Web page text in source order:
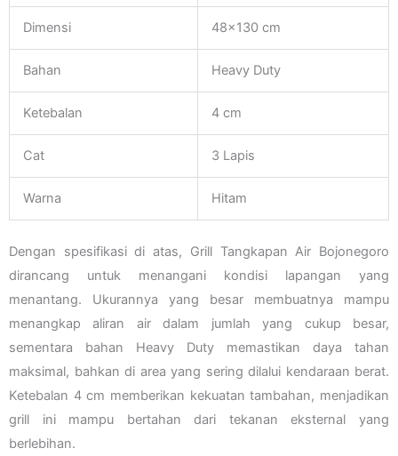
Dimensi 48×130 cm
Bahan Heavy Duty
Ketebalan 4 cm
Cat 3 Lapis
Warna Hitam
Dengan spesifikasi di atas, Grill Tangkapan Air Bojonegoro
dirancang untuk menangani kondisi lapangan yang
menantang. Ukurannya yang besar membuatnya mampu
menangkap aliran air dalam jumlah yang cukup besar,
sementara bahan Heavy Duty memastikan daya tahan
maksimal, bahkan di area yang sering dilalui kendaraan berat.
Ketebalan 4 cm memberikan kekuatan tambahan, menjadikan
grill ini mampu bertahan dari tekanan eksternal yang
berlebihan.